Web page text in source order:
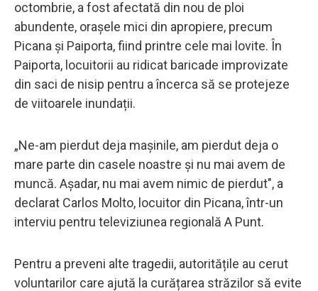
octombrie, a fost afectată din nou de ploi
abundente, orașele mici din apropiere, precum
Picana și Paiporta, fiind printre cele mai lovite. În
Paiporta, locuitorii au ridicat baricade improvizate
din saci de nisip pentru a încerca să se protejeze
de viitoarele inundații.
„Ne-am pierdut deja maşinile, am pierdut deja o
mare parte din casele noastre şi nu mai avem de
muncă. Aşadar, nu mai avem nimic de pierdut", a
declarat Carlos Molto, locuitor din Picana, într-un
interviu pentru televiziunea regională A Punt.
Pentru a preveni alte tragedii, autoritățile au cerut
voluntarilor care ajută la curățarea străzilor să evite